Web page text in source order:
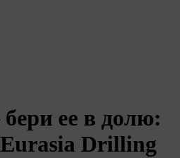
ее в долю:
Eurasia Drilling